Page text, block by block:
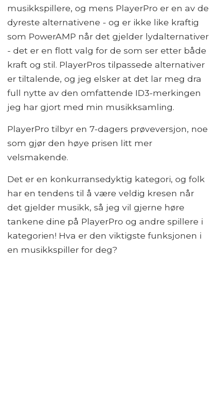
musikkspillere, og mens PlayerPro er en av de
dyreste alternativene - og er ikke like kraftig
som PowerAMP når det gjelder lydalternativer
- det er en flott valg for de som ser etter både
kraft og stil. PlayerPros tilpassede alternativer
er tiltalende, og jeg elsker at det lar meg dra
full nytte av den omfattende ID3-merkingen
jeg har gjort med min musikksamling.
PlayerPro tilbyr en 7-dagers prøveversjon, noe
som gjør den høye prisen litt mer
velsmakende.
Det er en konkurransedyktig kategori, og folk
har en tendens til å være veldig kresen når
det gjelder musikk, så jeg vil gjerne høre
tankene dine på PlayerPro og andre spillere i
kategorien! Hva er den viktigste funksjonen i
en musikkspiller for deg?